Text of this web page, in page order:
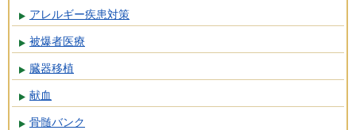
アレルギー疾患対策
被爆者医療
臓器移植
献血
骨髄バンク